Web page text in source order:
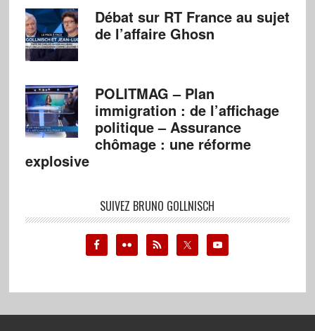
Débat sur RT France au sujet
de l’affaire Ghosn
POLITMAG – Plan
immigration : de l’affichage
politique – Assurance
chômage : une réforme
explosive
SUIVEZ BRUNO GOLLNISCH